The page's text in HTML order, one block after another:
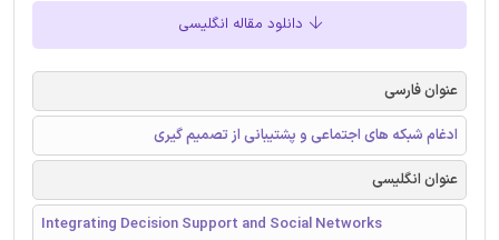
دانلود مقاله انگلیسی
عنوان فارسی
ادغام شبکه های اجتماعی و پشتیبانی از تصمیم گیری
عنوان انگلیسی
Integrating Decision Support and Social Networks